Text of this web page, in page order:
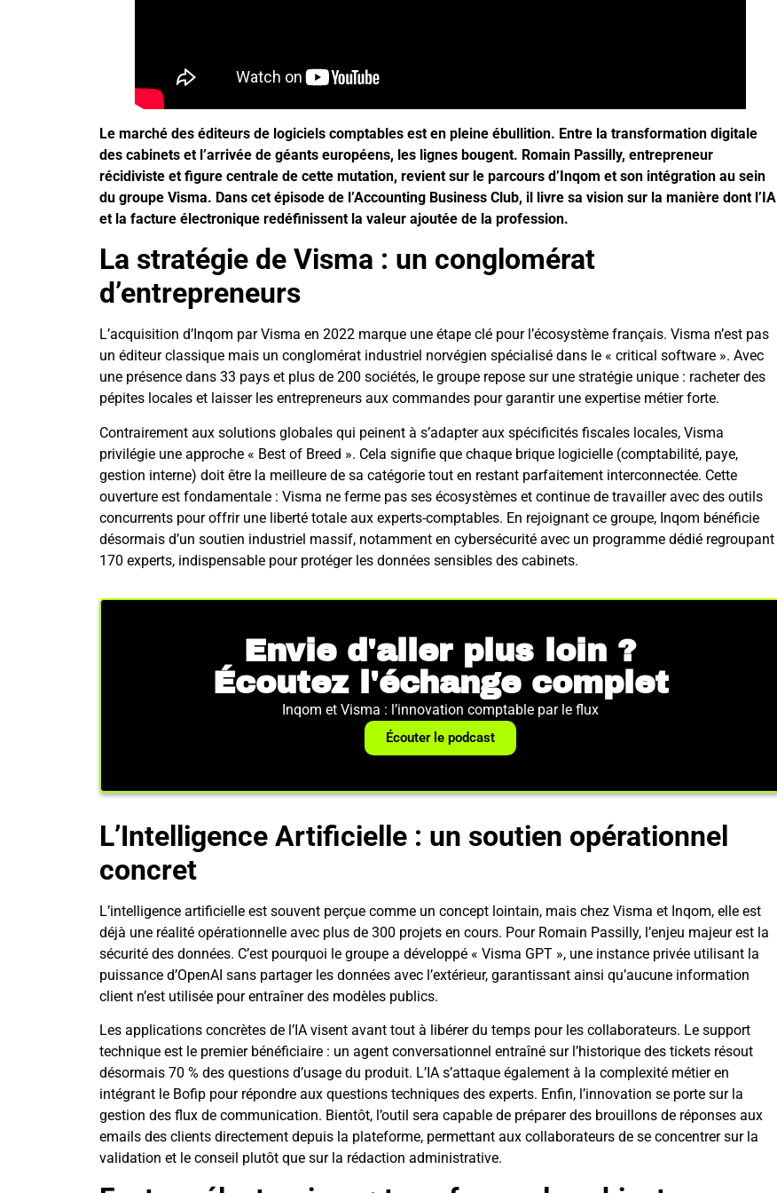
Le marché des éditeurs de logiciels comptables est en pleine ébullition. Entre la transformation digitale
des cabinets et l’arrivée de géants européens, les lignes bougent. Romain Passilly, entrepreneur
récidiviste et figure centrale de cette mutation, revient sur le parcours d’Inqom et son intégration au sein
du groupe Visma. Dans cet épisode de l’Accounting Business Club, il livre sa vision sur la manière dont l’IA
et la facture électronique redéfinissent la valeur ajoutée de la profession.
La stratégie de Visma : un conglomérat
d’entrepreneurs
L’acquisition d’Inqom par Visma en 2022 marque une étape clé pour l’écosystème français. Visma n’est pas
un éditeur classique mais un conglomérat industriel norvégien spécialisé dans le « critical software ». Avec
une présence dans 33 pays et plus de 200 sociétés, le groupe repose sur une stratégie unique : racheter des
pépites locales et laisser les entrepreneurs aux commandes pour garantir une expertise métier forte.
Contrairement aux solutions globales qui peinent à s’adapter aux spécificités fiscales locales, Visma
privilégie une approche « Best of Breed ». Cela signifie que chaque brique logicielle (comptabilité, paye,
gestion interne) doit être la meilleure de sa catégorie tout en restant parfaitement interconnectée. Cette
ouverture est fondamentale : Visma ne ferme pas ses écosystèmes et continue de travailler avec des outils
concurrents pour offrir une liberté totale aux experts-comptables. En rejoignant ce groupe, Inqom bénéficie
désormais d’un soutien industriel massif, notamment en cybersécurité avec un programme dédié regroupant
170 experts, indispensable pour protéger les données sensibles des cabinets.
Envie d'aller plus loin ?
Écoutez l'échange complet
Inqom et Visma : l’innovation comptable par le flux
Écouter le podcast
L’Intelligence Artificielle : un soutien opérationnel
concret
L’intelligence artificielle est souvent perçue comme un concept lointain, mais chez Visma et Inqom, elle est
déjà une réalité opérationnelle avec plus de 300 projets en cours. Pour Romain Passilly, l’enjeu majeur est la
sécurité des données. C’est pourquoi le groupe a développé « Visma GPT », une instance privée utilisant la
puissance d’OpenAI sans partager les données avec l’extérieur, garantissant ainsi qu’aucune information
client n’est utilisée pour entraîner des modèles publics.
Les applications concrètes de l’IA visent avant tout à libérer du temps pour les collaborateurs. Le support
technique est le premier bénéficiaire : un agent conversationnel entraîné sur l’historique des tickets résout
désormais 70 % des questions d’usage du produit. L’IA s’attaque également à la complexité métier en
intégrant le Bofip pour répondre aux questions techniques des experts. Enfin, l’innovation se porte sur la
gestion des flux de communication. Bientôt, l’outil sera capable de préparer des brouillons de réponses aux
emails des clients directement depuis la plateforme, permettant aux collaborateurs de se concentrer sur la
validation et le conseil plutôt que sur la rédaction administrative.